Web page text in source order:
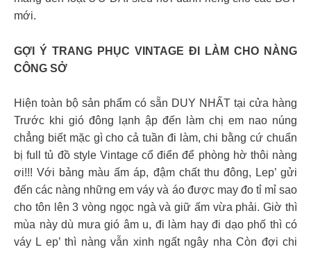
mới.
GỢI Ý TRANG PHỤC VINTAGE ĐI LÀM CHO NÀNG
CÔNG SỞ
Hiện toàn bộ sản phẩm có sẵn DUY NHẤT tại cửa hàng
Trước khi gió đông lạnh ập đến làm chị em nao núng
chẳng biết mặc gì cho cả tuần đi làm, chi bằng cứ chuẩn
bị full tủ đồ style Vintage cổ điển để phòng hờ thôi nàng
ơi!!! Với bảng màu ấm áp, đậm chất thu đông, Lep’ gửi
đến các nàng những em váy và áo được may đo tỉ mỉ sao
cho tôn lên 3 vòng ngọc ngà và giữ ấm vừa phải. Giờ thì
mùa này dù mưa gió âm u, đi làm hay đi dạo phố thì có
váy L ep’ thì nàng vẫn xinh ngất ngây nha Còn đợi chi